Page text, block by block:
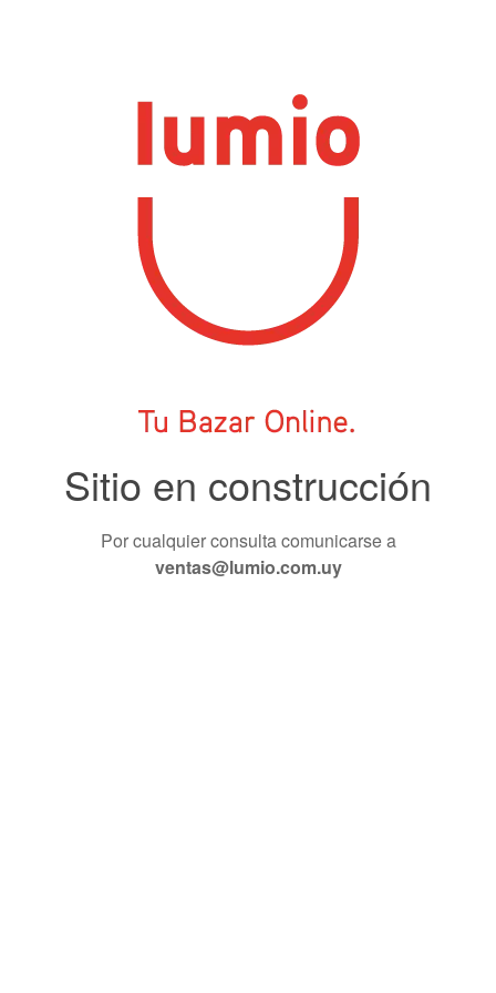
Sitio en construcción
Por cualquier consulta comunicarse a
ventas@lumio.com.uy